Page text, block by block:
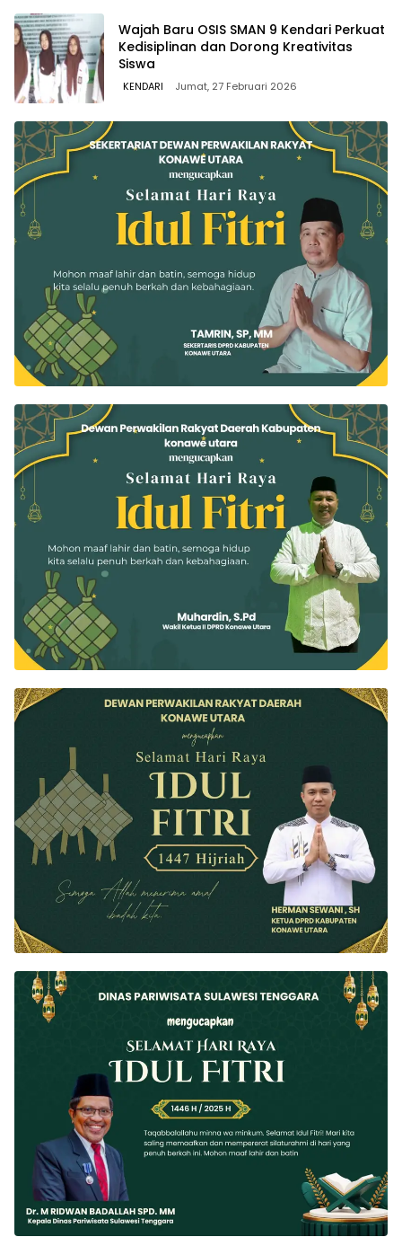
Wajah Baru OSIS SMAN 9 Kendari Perkuat
Kedisiplinan dan Dorong Kreativitas
Siswa
KENDARI Jumat, 27 Februari 2026